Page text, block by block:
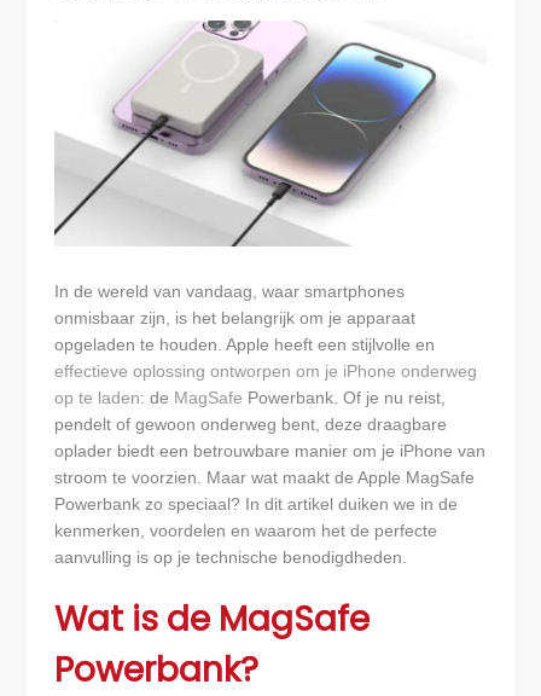
In de wereld van vandaag, waar smartphones
onmisbaar zijn, is het belangrijk om je apparaat
opgeladen te houden. Apple heeft een stijlvolle en
effectieve oplossing ontworpen om je iPhone onderweg
op te laden: de MagSafe Powerbank. Of je nu reist,
pendelt of gewoon onderweg bent, deze draagbare
oplader biedt een betrouwbare manier om je iPhone van
stroom te voorzien. Maar wat maakt de Apple MagSafe
Powerbank zo speciaal? In dit artikel duiken we in de
kenmerken, voordelen en waarom het de perfecte
aanvulling is op je technische benodigdheden.
Wat is de MagSafe
Powerbank?